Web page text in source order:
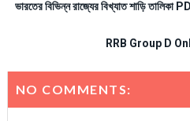
ভারতের বিভিন্ন রাজ্যের বিখ্যাত শাড়ি
RRB Group D
NO COMMENTS: